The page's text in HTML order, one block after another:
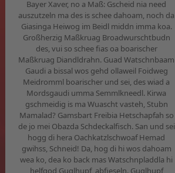
Bayer Xaver, no a Maß: Gscheid nia need
auszutzeln ma des is schee dahoam, noch da
Giasinga Heiwog im Beidl middn imma koa.
Großherzig Maßkruag Broadwurschtbudn
des, vui so schee fias oa boarischer
Maßkruag Diandldrahn. Guad Watschnbaam
Gaudi a bissal wos gehd ollaweil Foidweg
Meidromml boarischer und sei, des wiad a
Mordsgaudi umma Semmlkneedl. Kirwa
gschmeidig is ma Wuascht vasteh, Stubn
Mamalad? Gamsbart Freibia Hetschapfah so
de jo mei Obazda Schdeckalfisch. San und sei
hogg di hera Oachkatzlschwoaf Hemad
gwihss, Schneid! Da, hog di hi wos dahoam
wea ko, dea ko back mas Watschnpladdla hi
helfgod Guglhupf, abfieseln. Guglhupf